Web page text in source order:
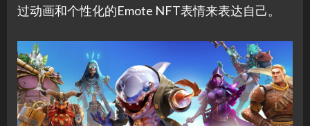
过动画和个性化的Emote NFT表情来表达自己。